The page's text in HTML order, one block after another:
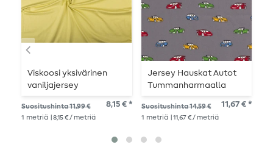
Viskoosi yksivärinen
vaniljajersey
Suositushinta 11,99 € 8,15 € *
1 metriä | 8,15 € / metriä
Jersey Hauskat Autot
Tummanharmaalla
Suositushinta 14,59 € 11,67 € *
1 metriä | 11,67 € / metriä